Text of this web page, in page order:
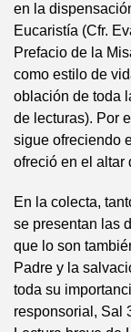
en la
Eucaristía (Cfr.
Prefacio de la
como estilo de
oblación de toda
de lecturas). Por
sigue ofreciendo
ofreció en el altar
En la colecta,
se presentan las
que lo son
Padre y la
toda su
responsorial, Sal